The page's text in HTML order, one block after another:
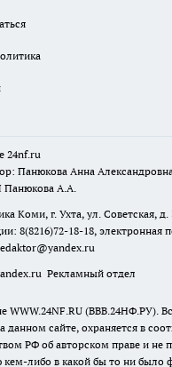
24nf.ru
Панюкова Анна
Панюкова А.А.
Коми, г. Ухта, ул. Советская,
8(8216)72-18-18, электронная
Рекламный отдел
WWW.24NF.RU (ВВВ.24НФ.РУ).
данном сайте, охраняется в
РФ об авторском праве и не
кем-либо в какой бы то ни было